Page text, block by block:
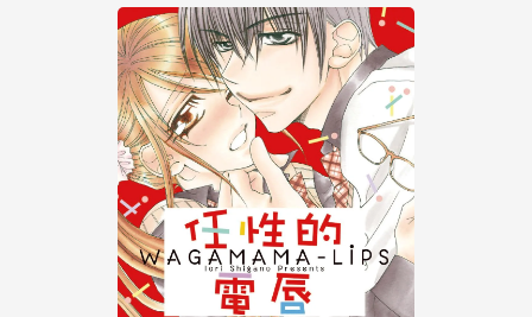
查詢
【公告】因 Readmoo 讀墨系統維護中，本站同步暫
停部分閱讀服務